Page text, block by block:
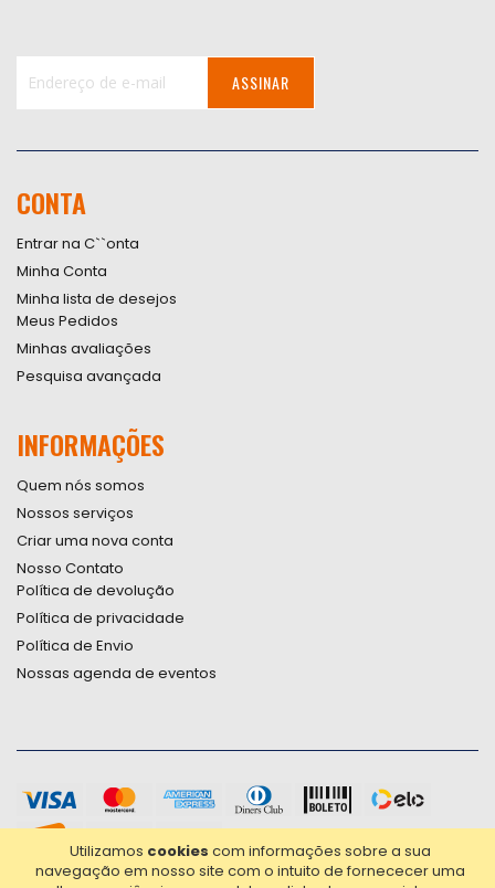
Utilizamos cookies com informações sobre a sua
navegação em nosso site com o intuito de fornececer uma
Newsletter:
ASSINAR
CONTA
Entrar na C``onta
Minha Conta
Minha lista de desejos
Meus Pedidos
Minhas avaliações
Pesquisa avançada
INFORMAÇÕES
Quem nós somos
Nossos serviços
Criar uma nova conta
Nosso Contato
Política de devolução
Política de privacidade
Política de Envio
Nossas agenda de eventos